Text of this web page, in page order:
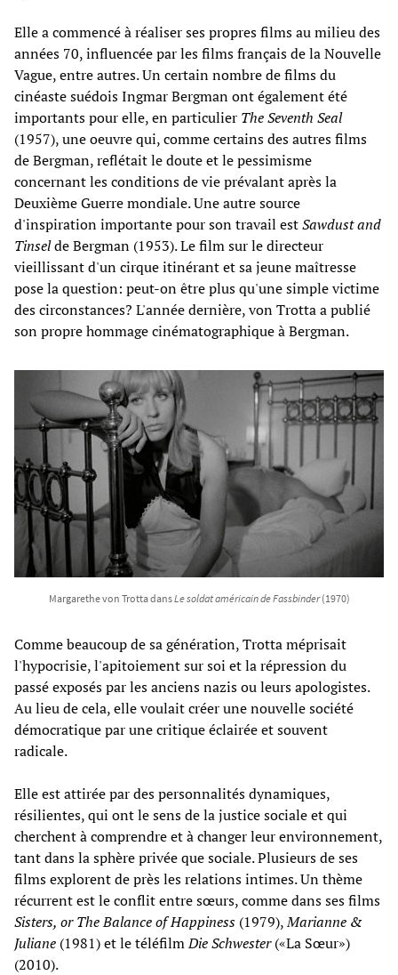
Elle a commencé à réaliser ses propres films au milieu des
années 70, influencée par les films français de la Nouvelle
Vague, entre autres. Un certain nombre de films du
cinéaste suédois Ingmar Bergman ont également été
importants pour elle, en particulier The Seventh Seal
(1957), une oeuvre qui, comme certains des autres films
de Bergman, reflétait le doute et le pessimisme
concernant les conditions de vie prévalant après la
Deuxième Guerre mondiale. Une autre source
d'inspiration importante pour son travail estSawdust and
Tinselde Bergman (1953). Le film sur le directeur
vieillissant d'un cirque itinérant et sa jeune maîtresse
pose la question: peut-on être plus qu'une simple victime
des circonstances? L'année dernière, von Trotta a publié
son propre hommage cinématographique à Bergman.
Margarethe von Trotta dansLe soldat américain de Fassbinder(1970)
Comme beaucoup de sa génération, Trotta méprisait
l'hypocrisie, l'apitoiement sur soi et la répression du
passé exposés par les anciens nazis ou leurs apologistes.
Au lieu de cela, elle voulait créer une nouvelle société
démocratique par une critique éclairée et souvent
radicale.
Elle est attirée par des personnalités dynamiques,
résilientes, qui ont le sens de la justice sociale et qui
cherchent à comprendre et à changer leur environnement,
tant dans la sphère privée que sociale. Plusieurs de ses
films explorent de près les relations intimes. Un thème
récurrent est le conflit entre sœurs, comme dans ses films
Sisters, or The Balance of Happiness (1979),Marianne &
Juliane (1981) et le téléfilmDie Schwester(«La Sœur»)
(2010).